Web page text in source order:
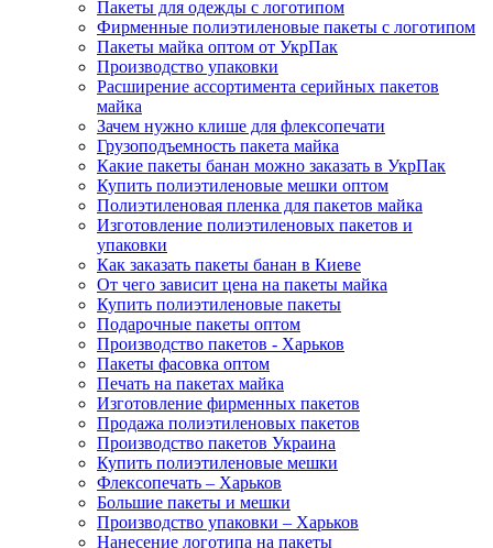
Пакеты для одежды с логотипом
Фирменные полиэтиленовые пакеты с логотипом
Пакеты майка оптом от УкрПак
Производство упаковки
Расширение ассортимента серийных пакетов
майка
Зачем нужно клише для флексопечати
Грузоподъемность пакета майка
Какие пакеты банан можно заказать в УкрПак
Купить полиэтиленовые мешки оптом
Полиэтиленовая пленка для пакетов майка
Изготовление полиэтиленовых пакетов и
упаковки
Как заказать пакеты банан в Киеве
От чего зависит цена на пакеты майка
Купить полиэтиленовые пакеты
Подарочные пакеты оптом
Производство пакетов - Харьков
Пакеты фасовка оптом
Печать на пакетах майка
Изготовление фирменных пакетов
Продажа полиэтиленовых пакетов
Производство пакетов Украина
Купить полиэтиленовые мешки
Флексопечать – Харьков
Большие пакеты и мешки
Производство упаковки – Харьков
Нанесение логотипа на пакеты